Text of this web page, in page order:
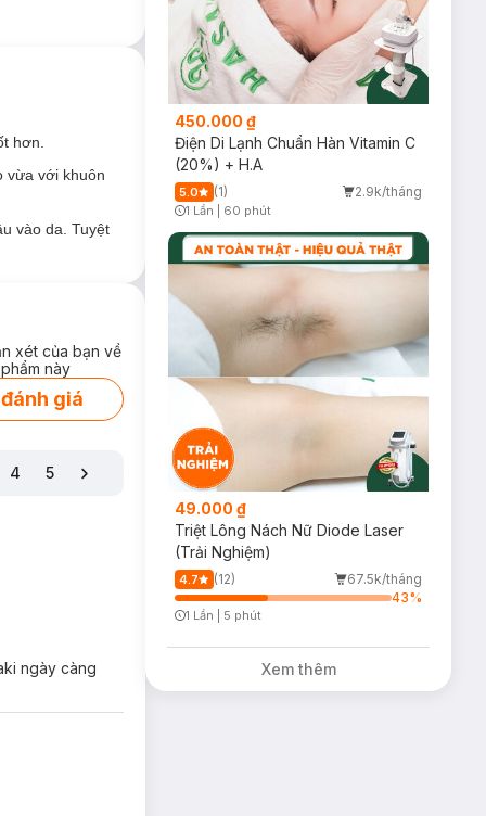
chiết xuất
hơn.
vừa với khuôn
vào da. Tuyệt
xét của bạn về
này
giá
4 5
ngày càng
450.000 ₫
Điện Di Lạnh Chuẩn Hàn Vitamin C
(20%) + H.A
5.0 (1) 2.9k/tháng
Timer Gray Icon
1 Lần 60 phút
49.000 ₫
Triệt Lông Nách Nữ Diode Laser
(Trải Nghiệm)
4.7 (12)
67.5k/tháng
43%
1 Lần 5 phút
Xem thêm